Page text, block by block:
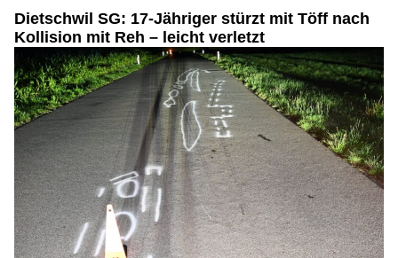
Dietschwil SG: 17-Jähriger stürzt mit Töff nach
Kollision mit Reh – leicht verletzt